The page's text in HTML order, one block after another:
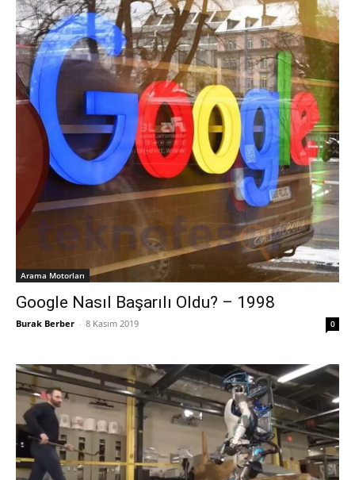
Arama Motorları
Google Nasıl Başarılı Oldu? – 1998
Burak Berber - 8 Kasım 2019 0